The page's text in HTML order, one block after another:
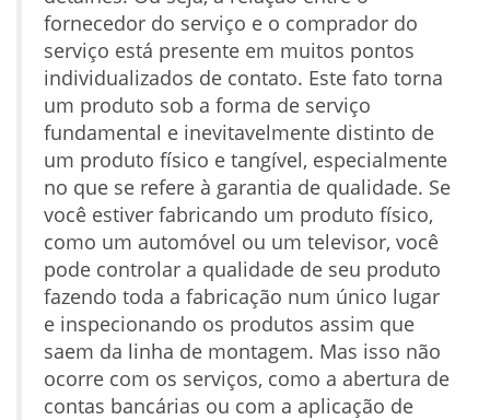
fornecedor do serviço e o comprador do
serviço está presente em muitos pontos
individualizados de contato. Este fato torna
um produto sob a forma de serviço
fundamental e inevitavelmente distinto de
um produto físico e tangível, especialmente
no que se refere à garantia de qualidade. Se
você estiver fabricando um produto físico,
como um automóvel ou um televisor, você
pode controlar a qualidade de seu produto
fazendo toda a fabricação num único lugar
e inspecionando os produtos assim que
saem da linha de montagem. Mas isso não
ocorre com os serviços, como a abertura de
contas bancárias ou com a aplicação de